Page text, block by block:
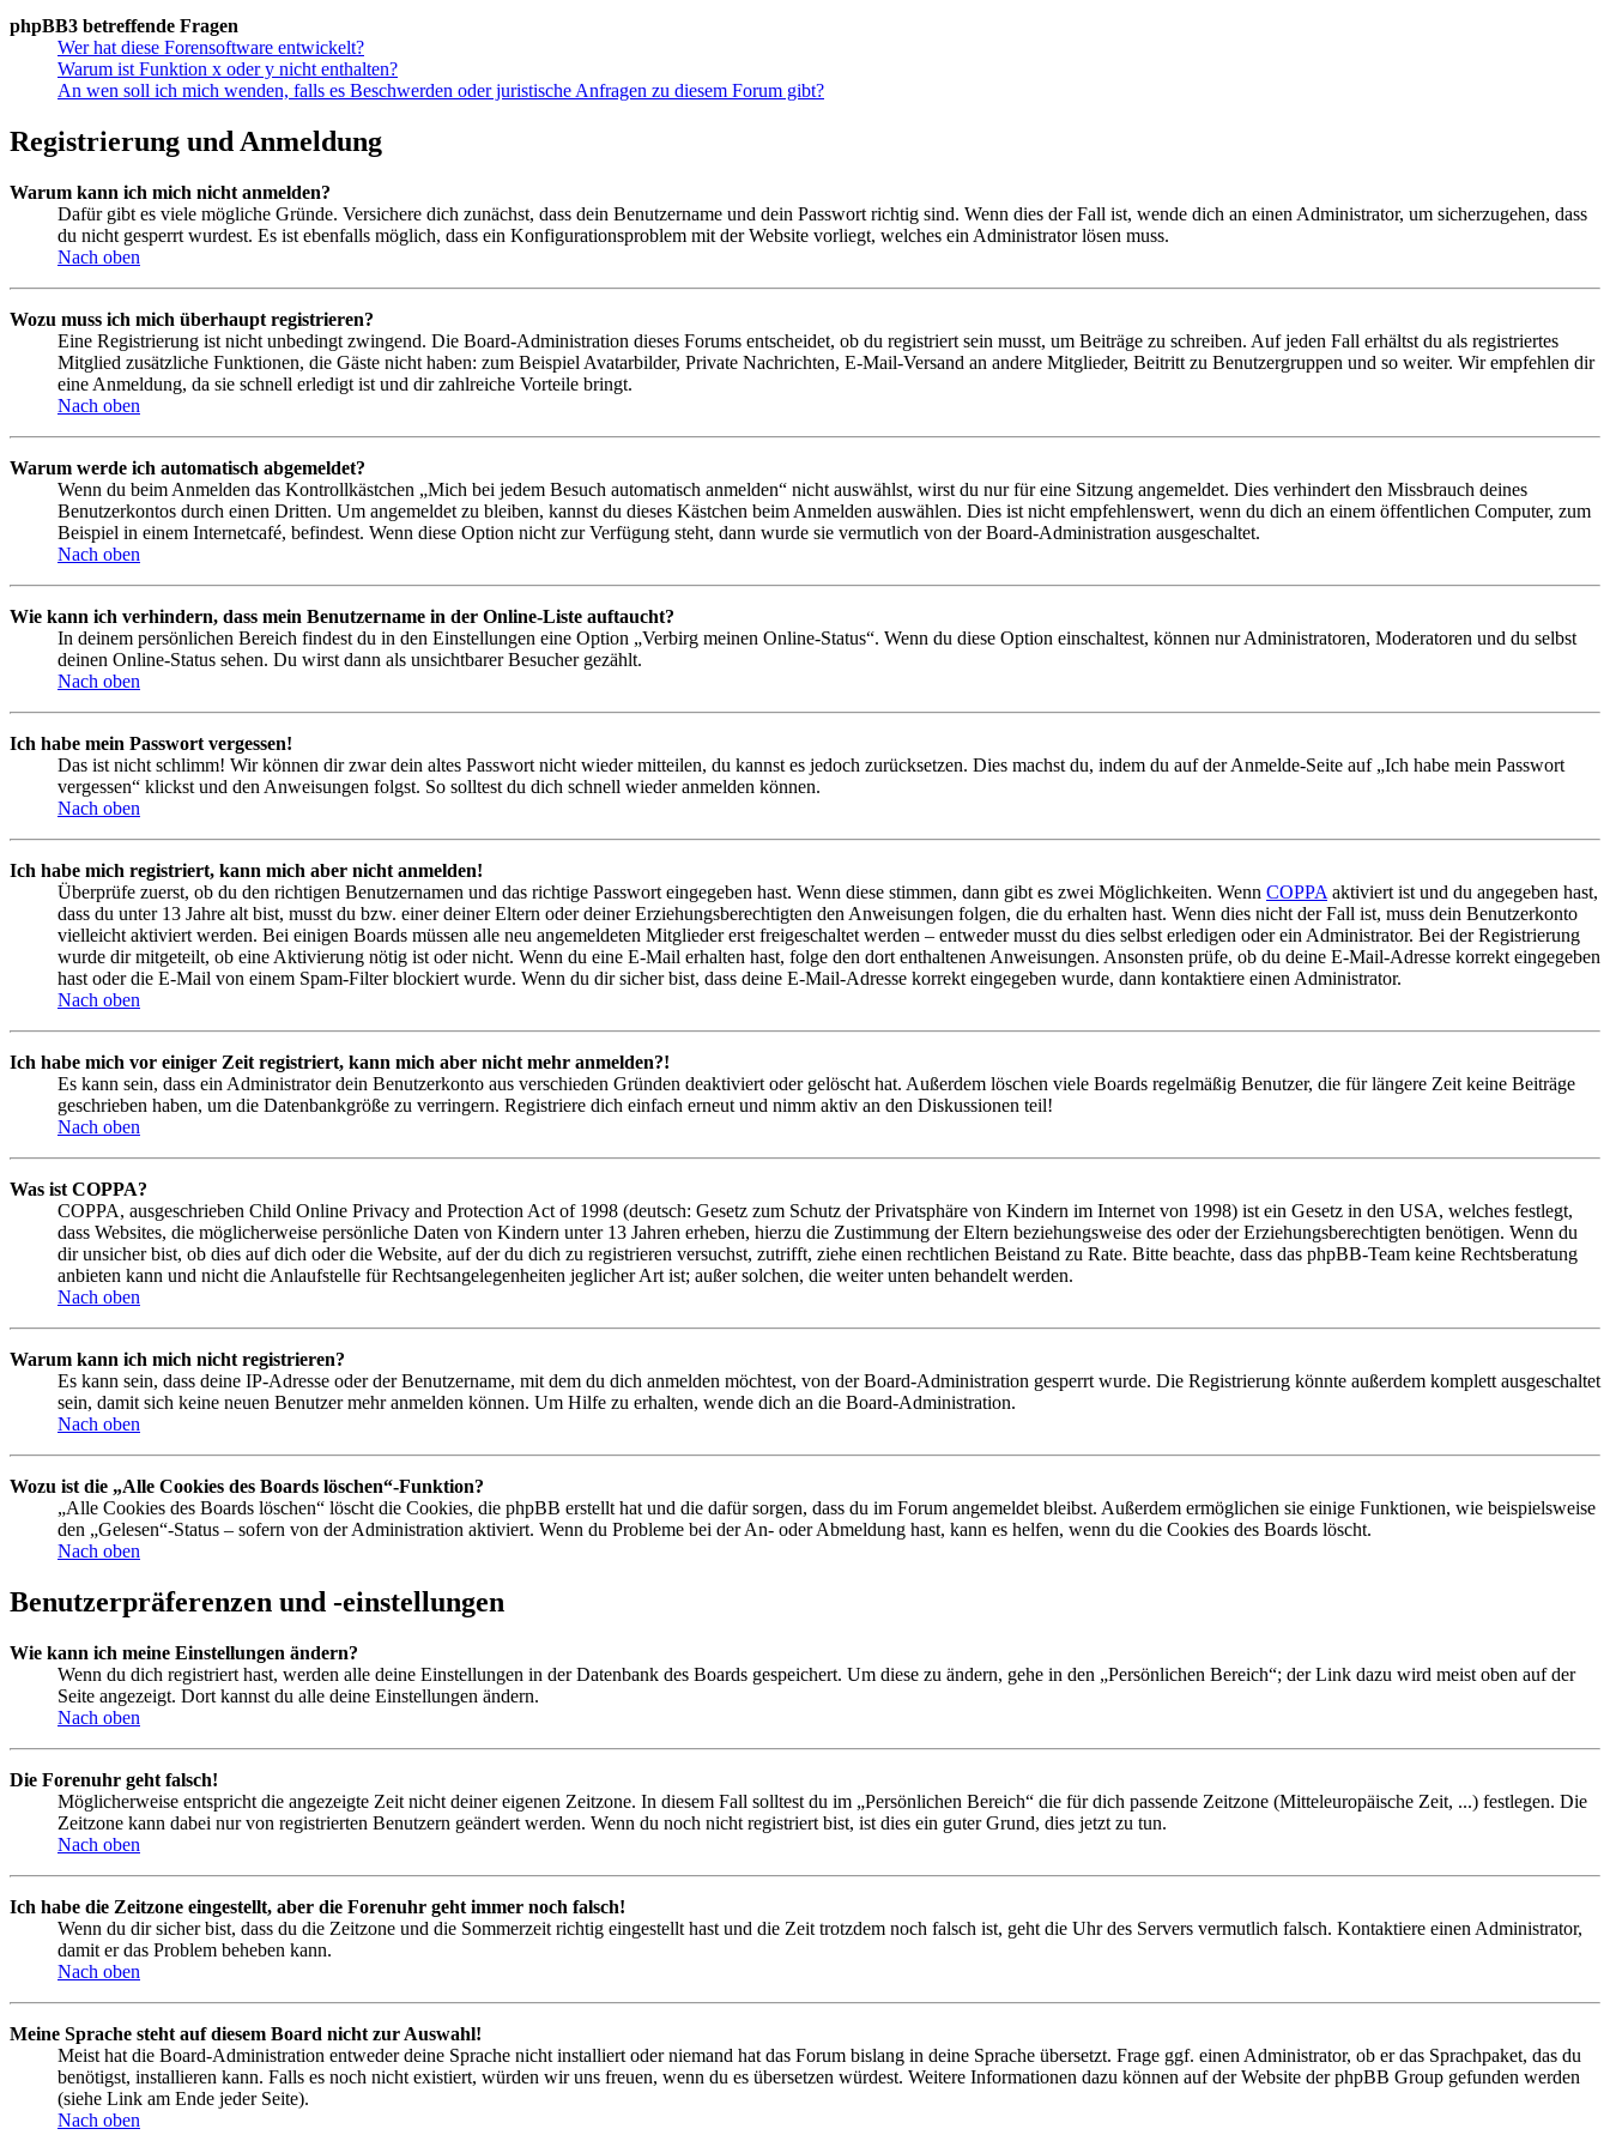
phpBB3 betreffende Fragen
Wer hat diese Forensoftware entwickelt?
Warum ist Funktion x oder y nicht enthalten?
An wen soll ich mich wenden, falls es Beschwerden oder juristische Anfragen zu diesem Forum gibt?
Registrierung und Anmeldung
Warum kann ich mich nicht anmelden?
Dafür gibt es viele mögliche Gründe. Versichere dich zunächst, dass dein Benutzername und dein Passwort richtig sind. Wenn dies der Fall ist, wende dich an einen Administrator, um sicherzugehen, dass
du nicht gesperrt wurdest. Es ist ebenfalls möglich, dass ein Konfigurationsproblem mit der Website vorliegt, welches ein Administrator lösen muss.
Nach oben
Wozu muss ich mich überhaupt registrieren?
Eine Registrierung ist nicht unbedingt zwingend. Die Board-Administration dieses Forums entscheidet, ob du registriert sein musst, um Beiträge zu schreiben. Auf jeden Fall erhältst du als registriertes
Mitglied zusätzliche Funktionen, die Gäste nicht haben: zum Beispiel Avatarbilder, Private Nachrichten, E-Mail-Versand an andere Mitglieder, Beitritt zu Benutzergruppen und so weiter. Wir empfehlen dir
eine Anmeldung, da sie schnell erledigt ist und dir zahlreiche Vorteile bringt.
Nach oben
Warum werde ich automatisch abgemeldet?
Wenn du beim Anmelden das Kontrollkästchen „Mich bei jedem Besuch automatisch anmelden“ nicht auswählst, wirst du nur für eine Sitzung angemeldet. Dies verhindert den Missbrauch deines
Benutzerkontos durch einen Dritten. Um angemeldet zu bleiben, kannst du dieses Kästchen beim Anmelden auswählen. Dies ist nicht empfehlenswert, wenn du dich an einem öffentlichen Computer, zum
Beispiel in einem Internetcafé, befindest. Wenn diese Option nicht zur Verfügung steht, dann wurde sie vermutlich von der Board-Administration ausgeschaltet.
Nach oben
Wie kann ich verhindern, dass mein Benutzername in der Online-Liste auftaucht?
In deinem persönlichen Bereich findest du in den Einstellungen eine Option „Verbirg meinen Online-Status“. Wenn du diese Option einschaltest, können nur Administratoren, Moderatoren und du selbst
deinen Online-Status sehen. Du wirst dann als unsichtbarer Besucher gezählt.
Nach oben
Ich habe mein Passwort vergessen!
Das ist nicht schlimm! Wir können dir zwar dein altes Passwort nicht wieder mitteilen, du kannst es jedoch zurücksetzen. Dies machst du, indem du auf der Anmelde-Seite auf „Ich habe mein Passwort
vergessen“ klickst und den Anweisungen folgst. So solltest du dich schnell wieder anmelden können.
Nach oben
Ich habe mich registriert, kann mich aber nicht anmelden!
Überprüfe zuerst, ob du den richtigen Benutzernamen und das richtige Passwort eingegeben hast. Wenn diese stimmen, dann gibt es zwei Möglichkeiten. Wenn COPPA aktiviert ist und du angegeben hast,
dass du unter 13 Jahre alt bist, musst du bzw. einer deiner Eltern oder deiner Erziehungsberechtigten den Anweisungen folgen, die du erhalten hast. Wenn dies nicht der Fall ist, muss dein Benutzerkonto
vielleicht aktiviert werden. Bei einigen Boards müssen alle neu angemeldeten Mitglieder erst freigeschaltet werden – entweder musst du dies selbst erledigen oder ein Administrator. Bei der Registrierung
wurde dir mitgeteilt, ob eine Aktivierung nötig ist oder nicht. Wenn du eine E-Mail erhalten hast, folge den dort enthaltenen Anweisungen. Ansonsten prüfe, ob du deine E-Mail-Adresse korrekt eingegeben
hast oder die E-Mail von einem Spam-Filter blockiert wurde. Wenn du dir sicher bist, dass deine E-Mail-Adresse korrekt eingegeben wurde, dann kontaktiere einen Administrator.
Nach oben
Ich habe mich vor einiger Zeit registriert, kann mich aber nicht mehr anmelden?!
Es kann sein, dass ein Administrator dein Benutzerkonto aus verschieden Gründen deaktiviert oder gelöscht hat. Außerdem löschen viele Boards regelmäßig Benutzer, die für längere Zeit keine Beiträge
geschrieben haben, um die Datenbankgröße zu verringern. Registriere dich einfach erneut und nimm aktiv an den Diskussionen teil!
Nach oben
Was ist COPPA?
COPPA, ausgeschrieben Child Online Privacy and Protection Act of 1998 (deutsch: Gesetz zum Schutz der Privatsphäre von Kindern im Internet von 1998) ist ein Gesetz in den USA, welches festlegt,
dass Websites, die möglicherweise persönliche Daten von Kindern unter 13 Jahren erheben, hierzu die Zustimmung der Eltern beziehungsweise des oder der Erziehungsberechtigten benötigen. Wenn du
dir unsicher bist, ob dies auf dich oder die Website, auf der du dich zu registrieren versuchst, zutrifft, ziehe einen rechtlichen Beistand zu Rate. Bitte beachte, dass das phpBB-Team keine Rechtsberatung
anbieten kann und nicht die Anlaufstelle für Rechtsangelegenheiten jeglicher Art ist; außer solchen, die weiter unten behandelt werden.
Nach oben
Warum kann ich mich nicht registrieren?
Es kann sein, dass deine IP-Adresse oder der Benutzername, mit dem du dich anmelden möchtest, von der Board-Administration gesperrt wurde. Die Registrierung könnte außerdem komplett ausgeschaltet
sein, damit sich keine neuen Benutzer mehr anmelden können. Um Hilfe zu erhalten, wende dich an die Board-Administration.
Nach oben
Wozu ist die „Alle Cookies des Boards löschen“-Funktion?
„Alle Cookies des Boards löschen“ löscht die Cookies, die phpBB erstellt hat und die dafür sorgen, dass du im Forum angemeldet bleibst. Außerdem ermöglichen sie einige Funktionen, wie beispielsweise
den „Gelesen“-Status – sofern von der Administration aktiviert. Wenn du Probleme bei der An- oder Abmeldung hast, kann es helfen, wenn du die Cookies des Boards löscht.
Nach oben
Benutzerpräferenzen und -einstellungen
Wie kann ich meine Einstellungen ändern?
Wenn du dich registriert hast, werden alle deine Einstellungen in der Datenbank des Boards gespeichert. Um diese zu ändern, gehe in den „Persönlichen Bereich“; der Link dazu wird meist oben auf der
Seite angezeigt. Dort kannst du alle deine Einstellungen ändern.
Nach oben
Die Forenuhr geht falsch!
Möglicherweise entspricht die angezeigte Zeit nicht deiner eigenen Zeitzone. In diesem Fall solltest du im „Persönlichen Bereich“ die für dich passende Zeitzone (Mitteleuropäische Zeit, ...) festlegen. Die
Zeitzone kann dabei nur von registrierten Benutzern geändert werden. Wenn du noch nicht registriert bist, ist dies ein guter Grund, dies jetzt zu tun.
Nach oben
Ich habe die Zeitzone eingestellt, aber die Forenuhr geht immer noch falsch!
Wenn du dir sicher bist, dass du die Zeitzone und die Sommerzeit richtig eingestellt hast und die Zeit trotzdem noch falsch ist, geht die Uhr des Servers vermutlich falsch. Kontaktiere einen Administrator,
damit er das Problem beheben kann.
Nach oben
Meine Sprache steht auf diesem Board nicht zur Auswahl!
Meist hat die Board-Administration entweder deine Sprache nicht installiert oder niemand hat das Forum bislang in deine Sprache übersetzt. Frage ggf. einen Administrator, ob er das Sprachpaket, das du
benötigst, installieren kann. Falls es noch nicht existiert, würden wir uns freuen, wenn du es übersetzen würdest. Weitere Informationen dazu können auf der Website der phpBB Group gefunden werden
(siehe Link am Ende jeder Seite).
Nach oben